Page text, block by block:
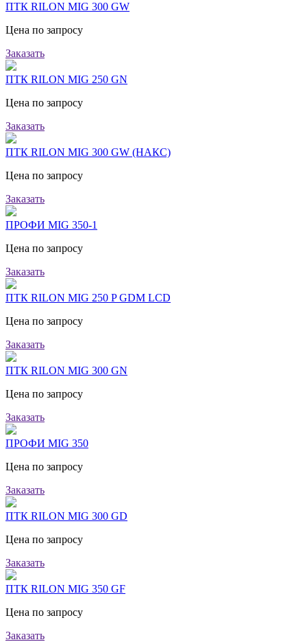
ПТК RILON MIG 300 GW
Цена по запросу
Заказать
ПТК RILON MIG 250 GN
Цена по запросу
Заказать
ПТК RILON MIG 300 GW (НАКС)
Цена по запросу
Заказать
ПРОФИ MIG 350-1
Цена по запросу
Заказать
ПТК RILON MIG 250 P GDM LCD
Цена по запросу
Заказать
ПТК RILON MIG 300 GN
Цена по запросу
Заказать
ПРОФИ MIG 350
Цена по запросу
Заказать
ПТК RILON MIG 300 GD
Цена по запросу
Заказать
ПТК RILON MIG 350 GF
Цена по запросу
Заказать